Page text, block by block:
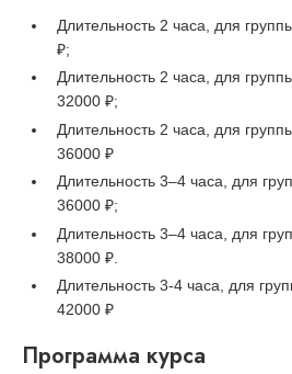
Длительность 2 часа, для
₽;
Длительность 2 часа, для
32000 ₽;
Длительность 2 часа, для
36000 ₽
Длительность 3–4 часа, для
36000 ₽;
Длительность 3–4 часа, для
38000 ₽.
Длительность 3-4 часа, для
42000 ₽
Программа курса